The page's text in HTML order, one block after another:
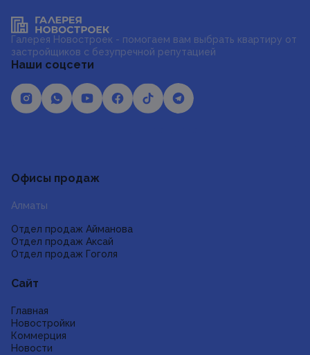
Галерея Новостроек - помогаем вам выбрать квартиру от
застройщиков с безупречной репутацией
Наши соцсети
Офисы продаж
Алматы
Отдел продаж Айманова
Отдел продаж Аксай
Отдел продаж Гоголя
Сайт
Главная
Новостройки
Коммерция
Новости